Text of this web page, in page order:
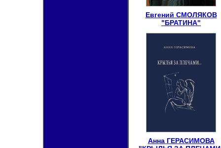
Евгений СМОЛЯКОВ
"БРАТИНА"
Анна ГЕРАСИМОВА